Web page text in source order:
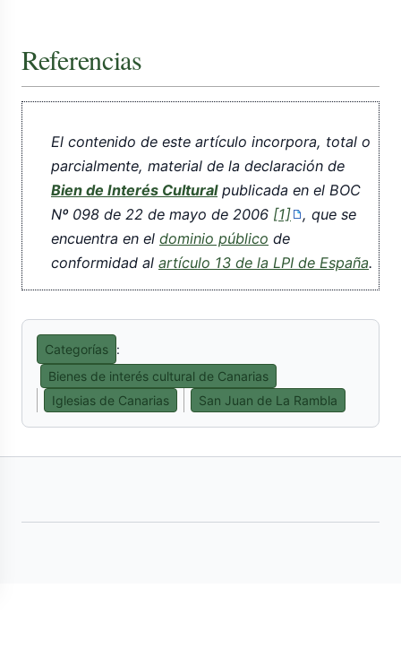
Referencias
El contenido de este artículo incorpora, total o
parcialmente, material de la declaración de
Bien de Interés Culturalpublicada en el BOC
Nº 098 de 22 de mayo de 2006 [1]
, que se
encuentra en el dominio público de
conformidad al artículo 13 de la LPI de España.
Categorías :
Bienes de interés cultural de Canarias
Iglesias de Canarias
San Juan de La Rambla